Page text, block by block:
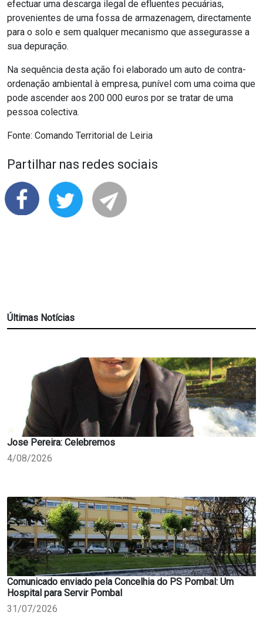
efectuar uma descarga ilegal de efluentes pecuárias,
provenientes de uma fossa de armazenagem, directamente
para o solo e sem qualquer mecanismo que assegurasse a
sua depuração.
Na sequência desta ação foi elaborado um auto de contra-
ordenação ambiental à empresa, punível com uma coima que
pode ascender aos 200 000 euros por se tratar de uma
pessoa colectiva.
Fonte: Comando Territorial de Leiria
Partilhar nas redes sociais
Últimas Notícias
Jose Pereira: Celebremos
4/08/2026
Comunicado enviado pela Concelhia do PS Pombal: Um
Hospital para Servir Pombal
31/07/2026